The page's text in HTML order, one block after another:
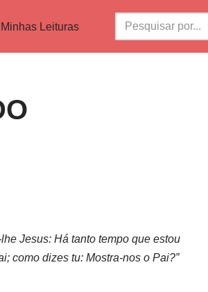
Minhas Leituras
Jesus: Há tanto tempo que estou
como dizes tu: Mostra-nos o Pai?”